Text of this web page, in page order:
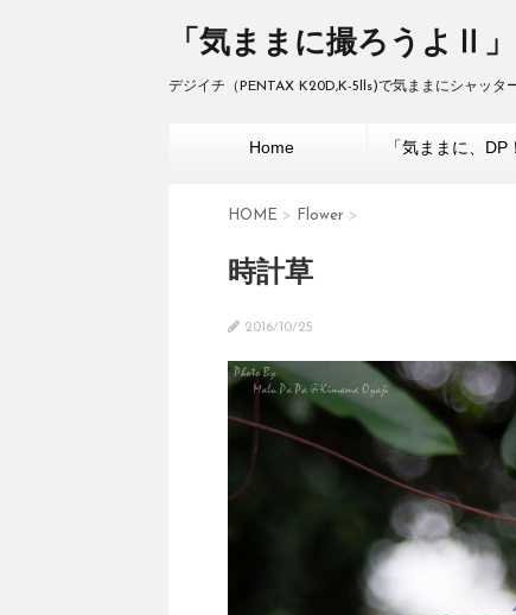
「気ままに撮ろうよⅡ」
デジイチ（PENTAX K20D,K-5lls)で気ままにシャッタ
Home 「気ままに、DP
HOME > Flower >
時計草
2016/10/25